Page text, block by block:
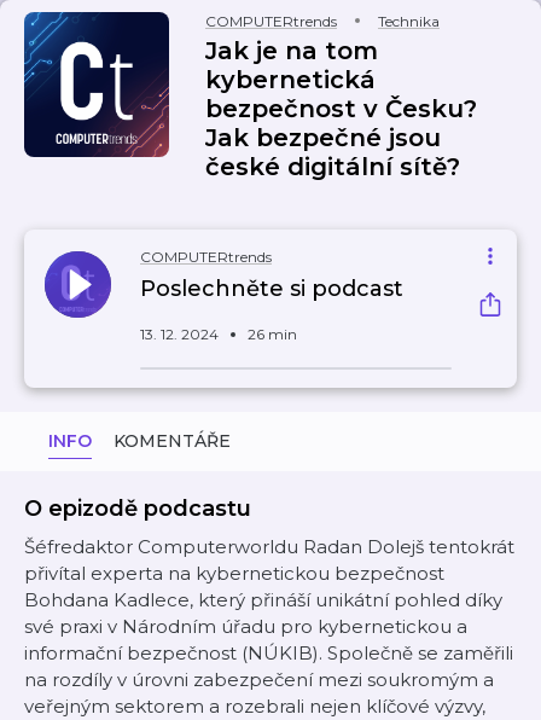
COMPUTERtrends Technika
Jak je na tom
kybernetická
bezpečnost v Česku?
Jak bezpečné jsou
české digitální sítě?
COMPUTERtrends
Poslechněte si podcast
13. 12. 2024 26 min
INFO KOMENTÁŘE
O epizodě podcastu
Šéfredaktor Computerworldu Radan Dolejš tentokrát
přivítal experta na kybernetickou bezpečnost
Bohdana Kadlece, který přináší unikátní pohled díky
své praxi v Národním úřadu pro kybernetickou a
informační bezpečnost (NÚKIB). Společně se zaměřili
na rozdíly v úrovni zabezpečení mezi soukromým a
veřejným sektorem a rozebrali nejen klíčové výzvy,